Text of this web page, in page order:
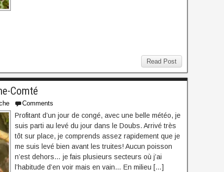
Read Post
Comté
Comments
Profitant d’un jour de congé, avec une belle météo, je
suis parti au levé du jour dans le Doubs. Arrivé très
tôt sur place, je comprends assez rapidement que je
me suis levé bien avant les truites! Aucun poisson
n’est dehors… je fais plusieurs secteurs où j’ai
l’habitude d’en voir mais en vain… En milieu […]